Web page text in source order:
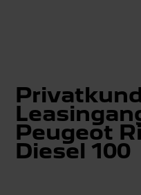
Peugeot
Diesel 100